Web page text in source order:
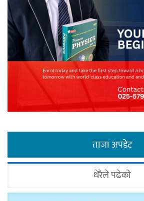
ताजा अपडेट
धेरैले पढेको